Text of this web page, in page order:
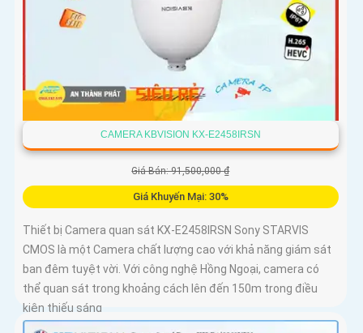
CAMERA KBVISION KX-E2458IRSN
Giá Bán: 91,500,000 ₫
Giá Khuyến Mại: 30%
Thiết bị Camera quan sát KX-E2458IRSN Sony STARVIS
CMOS là một Camera chất lượng cao với khả năng giám sát
ban đêm tuyệt vời. Với công nghệ Hồng Ngoại, camera có
thể quan sát trong khoảng cách lên đến 150m trong điều
kiện thiếu sáng